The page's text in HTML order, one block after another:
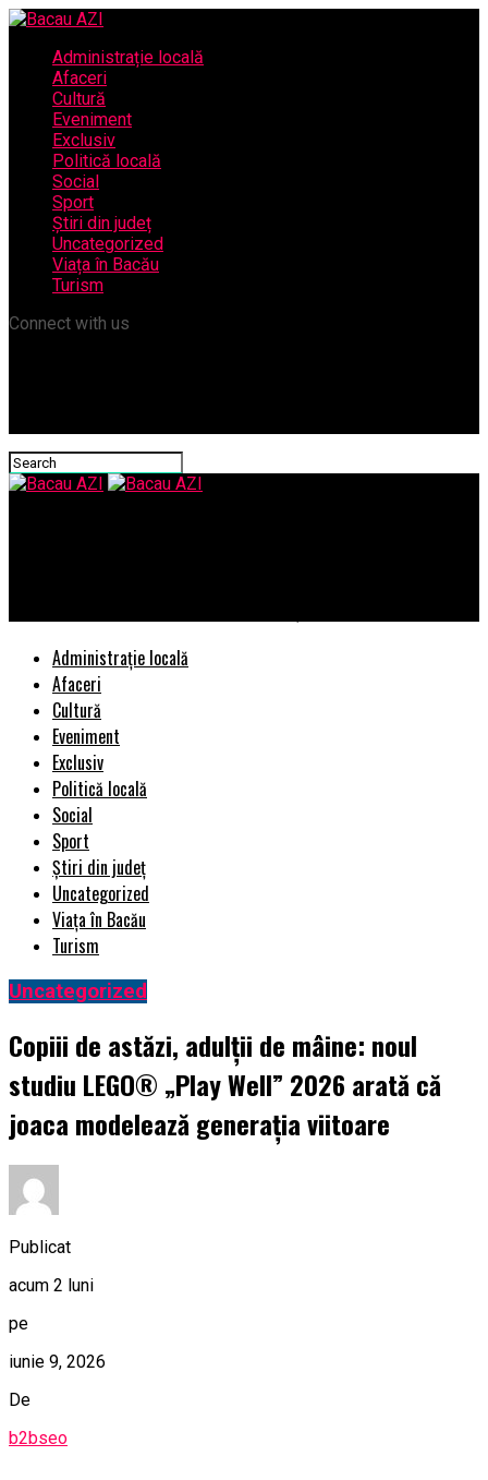
Administrație locală
Afaceri
Cultură
Eveniment
Exclusiv
Politică locală
Social
Sport
Știri din județ
Uncategorized
Viața în Bacău
Turism
Connect with us
Administrație locală
Afaceri
Cultură
Eveniment
Exclusiv
Politică locală
Social
Sport
Știri din județ
Uncategorized
Viața în Bacău
Turism
Uncategorized
Copiii de astăzi, adulții de mâine: noul
studiu LEGO® „Play Well” 2026 arată că
joaca modelează generația viitoare
Publicat
acum 2 luni
pe
iunie 9, 2026
De
b2bseo